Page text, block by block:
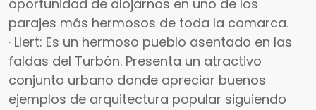
oportunidad de alojarnos en uno de los
parajes más hermosos de toda la comarca.
· Llert: Es un hermoso pueblo asentado en las
faldas del Turbón. Presenta un atractivo
conjunto urbano donde apreciar buenos
ejemplos de arquitectura popular siguiendo